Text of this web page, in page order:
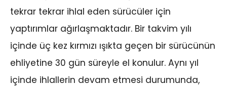
tekrar tekrar ihlal eden sürücüler için
yaptırımlar ağırlaşmaktadır. Bir takvim yılı
içinde üç kez kırmızı ışıkta geçen bir sürücünün
ehliyetine 30 gün süreyle el konulur. Aynı yıl
içinde ihlallerin devam etmesi durumunda,